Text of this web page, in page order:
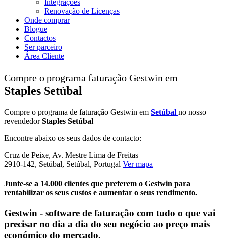
Integrações
Renovação de Licenças
Onde comprar
Blogue
Contactos
Ser parceiro
Área Cliente
Compre o programa faturação Gestwin em
Staples Setúbal
Compre o programa de faturação Gestwin em Setúbal no nosso
revendedorStaples Setúbal
Encontre abaixo os seus dados de contacto:
Cruz de Peixe, Av. Mestre Lima de Freitas
2910-142, Setúbal, Setúbal, Portugal Ver mapa
Junte-se a 14.000 clientes que preferem o Gestwin para
rentabilizar os seus custos e aumentar o seus rendimento.
Gestwin - software de faturação com tudo o que vai
precisar no dia a dia do seu negócio ao preço mais
económico do mercado.